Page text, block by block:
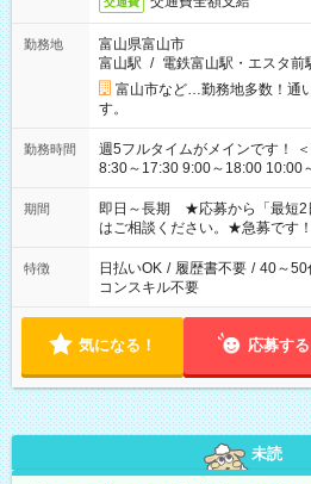
勤務地
富山県富山市
富山駅 / 電鉄富山駅・エスタ前
富山市など…勤務地多数！通
す。
勤務時間
週5フルタイムがメインです！ ＜勤務時間の例＞ 8:00～17:00
8:30～17:30 9:00～18:00 10:00
その他にも勤務時間多数！ 日
ご希望を教えてください！
期間
即日～長期 ★応募から「最短2
はご相談ください。★急募です！
特徴 日払いOK / 履歴書不要 / 40～50
コンスキル不要
気になる！ 応募する
未読